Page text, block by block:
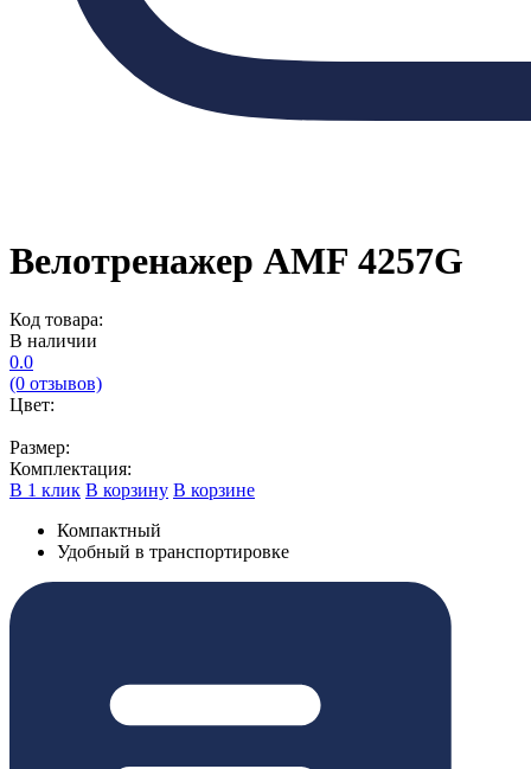
Велотренажер AMF 4257G
Код товара:
В наличии
0.0
(0 отзывов)
Цвет:
Размер:
Комплектация:
В 1 клик В корзину В корзине
Компактный
Удобный в транспортировке